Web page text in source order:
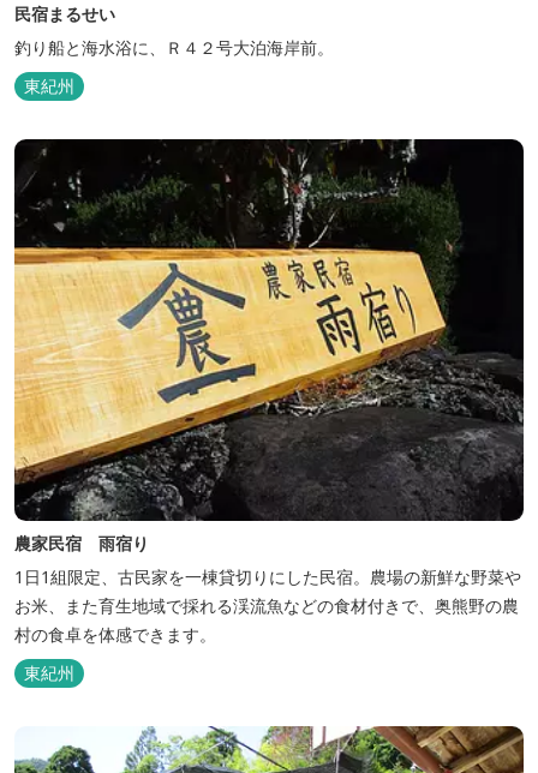
民宿まるせい
釣り船と海水浴に、Ｒ４２号大泊海岸前。
東紀州
農家民宿 雨宿り
1日1組限定、古民家を一棟貸切りにした民宿。農場の新鮮な野菜や
お米、また育生地域で採れる渓流魚などの食材付きで、奥熊野の農
村の食卓を体感できます。
東紀州